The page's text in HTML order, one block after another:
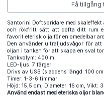
Få
Santorini Doftspridare med
och rökfritt sätt att dofta ditt rum
favorit eterisk olja för en omedelbar
Den använder ultraljudsvågor för
oljan i tanken för att skapa en sval
Tankvolym: 400 ml
LED-ljus: 7 färger
Drivs av USB (sladdens längd: 100
Timer: 1-3-6 timmar
Höjd: 15,5 cm, Diameter: 16 cm, Vikt:
Använd endast med eteriska oljor